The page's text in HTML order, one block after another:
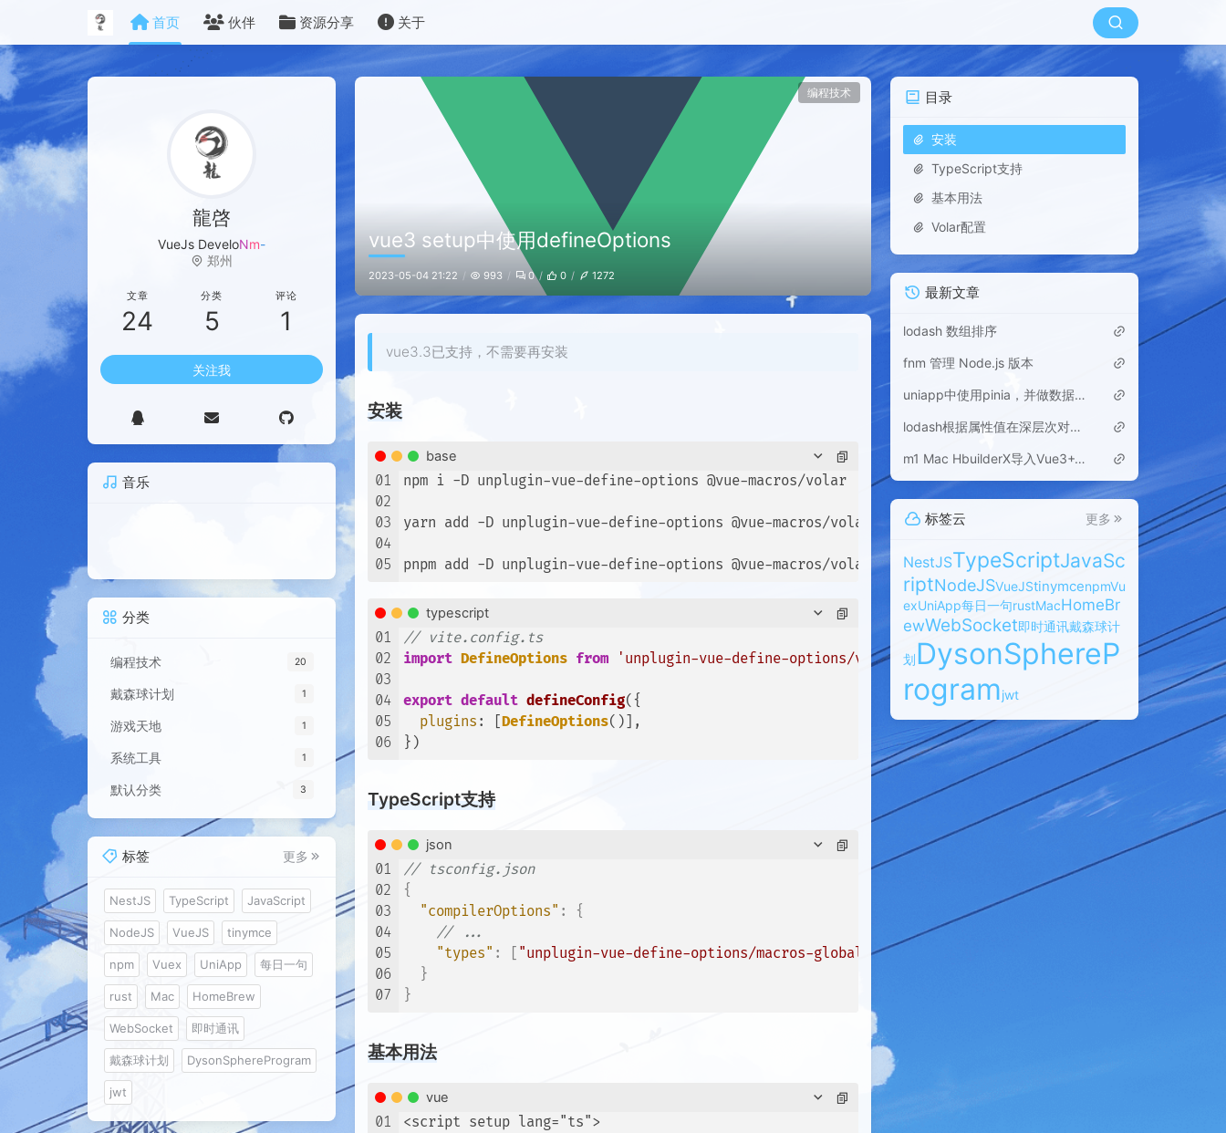
首页 伙伴 资源分享 关于
编程技术
vue3 setup中使用defineOptions
2023-05-04 21:22 993 0 0 1272
vue3.3已支持，不需要再安装
安装
base
01
02
03
04
05
npm i -D unplugin-vue-define-options @vue-macros/volar
yarn add -D unplugin-vue-define-options @vue-macros/volar
pnpm add -D unplugin-vue-define-options @vue-macros/volar
typescript
01
02
03
04
05
06
// vite.config.ts
import DefineOptions from 'unplugin-vue-define-options/vite'
export default defineConfig({
plugins : [DefineOptions()],
TypeScript支持
json
01
02
03
04
05
06
07
// tsconfig.json
{
"compilerOptions" :
{
// ...
"types" : "unplugin-vue-define-options/macros-global" /* ... */
}
}
基本用法
vue
01
<script setup lang="ts">
龍啓
VueJs DeveloE6_
郑州
文章
24
分类
5
评论
1
关注我
音乐
分类
编程技术 20
戴森球计划 1
游戏天地 1
系统工具 1
默认分类 3
标签 更多
NestJS TypeScript JavaScript
NodeJS VueJS tinymce
npm Vuex UniApp 每日一句
rust Mac HomeBrew
WebSocket 即时通讯
戴森球计划 DysonSphereProgram
jwt
目录
安装
TypeScript支持
基本用法
Volar配置
最新文章
lodash 数组排序
fnm 管理 Node.js 版本
uniapp中使用pinia，并做数据持久化
lodash根据属性值在深层次对象数组中查找
m1 Mac HbuilderX导入Vue3+Vite运行报错
标签云 更多
NestJSTypeScriptJavaSc
riptNodeJSVueJStinymcenpmVu
exUniApp每日一句rustMacHomeBr
ewWebSocket即时通讯戴森球计
划DysonSphereP
rogramjwt